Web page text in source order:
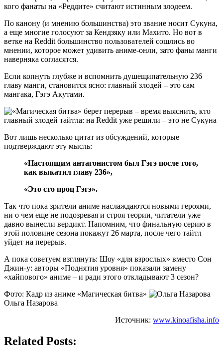
кого фанаты на «Реддите» считают истинным злодеем.
По канону (и мнению большинства) это звание носит Сукуна,
а еще многие голосуют за Кендзяку или Махито. Но вот в
ветке на Reddit большинство пользователей сошлись во
мнении, которое может удивить аниме-онли, зато фаны манги
наверняка согласятся.
Если копнуть глубже и вспомнить душещипательную 236
главу манги, становится ясно: главный злодей – это сам
мангака, Гэгэ Акутами.
Вот лишь несколько цитат из обсуждений, которые
подтверждают эту мысль:
«Настоящим антагонистом был Гэгэ после того,
как выкатил главу 236»,
«Это сто проц Гэгэ».
Так что пока зрители аниме наслаждаются новыми героями,
ни о чем еще не подозревая и строя теории, читатели уже
давно вынесли вердикт. Напомним, что финальную серию в
этой половине сезона покажут 26 марта, после чего тайтл
уйдет на перерыв.
А пока советуем взглянуть: Шоу «для взрослых» вместо Сон
Джин-у: авторы «Поднятия уровня» показали замену
«хайпового» аниме – и ради этого откладывают 3 сезон?
Фото: Кадр из аниме «Магическая битва»
Ольга Назарова
Источник: www.kinoafisha.info
Related Posts: